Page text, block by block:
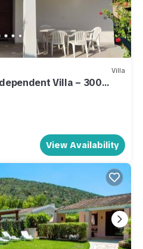
Villa
Villa – 300
View Availability